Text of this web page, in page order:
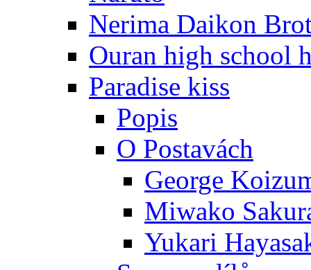
Nerima Daikon
Ouran high school
Paradise kiss
Popis
O Postavách
George
Miwako
Yukari